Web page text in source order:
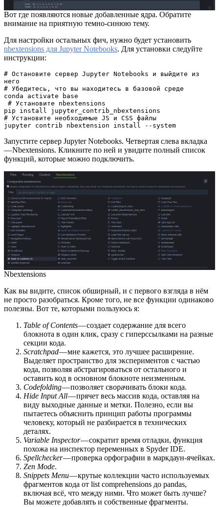
Вот где появляются новые добавленные ядра. Обратите
внимание на приятную темно-синюю тему.
Для настройки остальных фич, нужно будет установить
nbextensions для Jupyter Notebooks. Для установки следуйте
инструкции:
# Остановите сервер Jupyter Notebooks и выйдите из
него
# Убедитесь, что вы находитесь в базовой среде
conda activate base
pip install jupyter_contrib_nbextensions
# Установите необходимые JS и CSS файлы
jupyter contrib nbextension install --system
Запустите сервер Jupyter Notebooks. Четвертая слева вкладка
— Nbextensions. Кликните по ней и увидите полный список
функций, которые можно подключить.
Nbextensions
Как вы видите, список обширный, и с первого взгляда в нём
не просто разобраться. Кроме того, не все функции одинаково
полезны. Вот те, которыми пользуюсь я:
Table of Contents— создает содержание для всего
блокнота в один клик, сразу с гиперссылками на разные
секции кода.
Scratchpad— мне кажется, это лучшее расширение.
Выделяет пространство для экспериментов с частью
кода, позволяя абстрагироваться от остального и
оставить код в основном блокноте неизменным.
Codefolding— позволяет сворачивать блоки кода.
Hide Input All— прячет весь массив кода, оставляя на
виду выходные данные и метки. Полезно, если вы
пытаетесь объяснить принцип работы программы
человеку, который не разбирается в технических
деталях.
Variable Inspector— сократит время отладки, функция
похожа на инспектор переменных в Spyder IDE.
Spellchecker— проверка орфографии в маркдаун-ячейках.
Zen Mode.
Snippets Menu— крутые коллекции часто используемых
фрагментов кода от list comprehensions до pandas,
включая всё, что между ними. Что может быть лучше?
Вы можете добавлять и собственные фрагменты.